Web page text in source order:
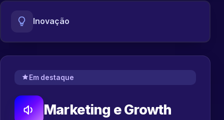
Inovação
Em destaque
Marketing e Growth